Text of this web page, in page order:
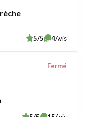
5/5 4Avis
Fermé